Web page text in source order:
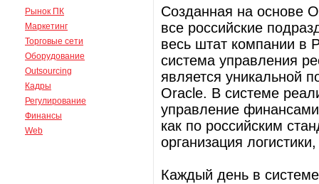
Рынок ПК
Маркетинг
Торговые сети
Оборудование
Outsourcing
Кадры
Регулирование
Финансы
Web
Созданная на основе
все российские
весь штат компании в
система управления
является уникальной
Oracle. В системе
управление финансами
как по российским
организация
Каждый день в